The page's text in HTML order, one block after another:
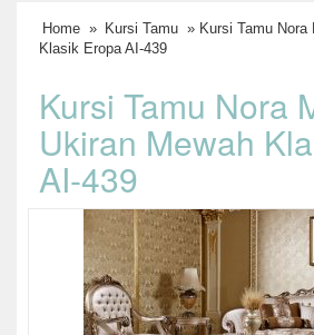
Home » Kursi Tamu » Kursi Tamu Nora
Klasik Eropa AI-439
Kursi Tamu Nora
Ukiran Mewah
AI-439